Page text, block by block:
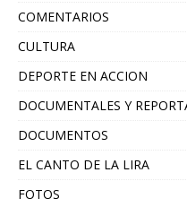
COMENTARIOS
CULTURA
DEPORTE EN ACCION
DOCUMENTALES Y
DOCUMENTOS
EL CANTO DE LA LIRA
FOTOS